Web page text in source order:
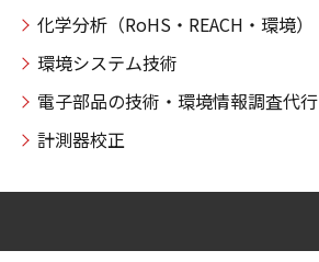
化学分析（RoHS・REACH・環境）
環境システム技術
電子部品の技術・環境情報調査代行
計測器校正